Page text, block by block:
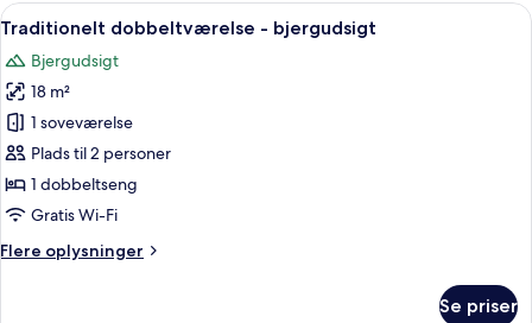
Indlæs
alle
billeder
af
Traditionelt
dobbeltværelse
-
bjergudsigt
Et hotelværelse med et
3
Traditionelt dobbeltværelse - bjergudsigt
Bjergudsigt
18 m²
1 soveværelse
Plads til 2 personer
1 dobbeltseng
Gratis Wi-Fi
Flere oplysninger
Flere
Se priser